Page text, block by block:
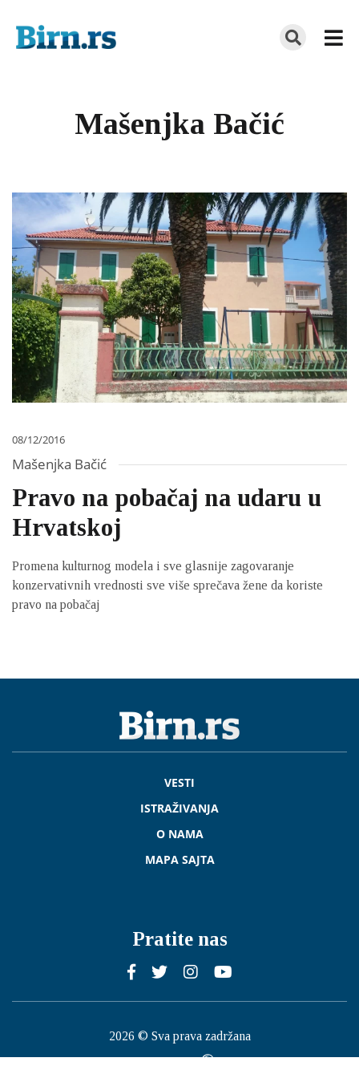
Mašenjka Bačić
08/12/2016
Mašenjka Bačić
Pravo na pobačaj na udaru u
Hrvatskoj
Promena kulturnog modela i sve glasnije zagovaranje
konzervativnih vrednosti sve više sprečava žene da koriste
pravo na pobačaj
VESTI
ISTRAŽIVANJA
O NAMA
MAPA SAJTA
Pratite nas
2026 © Sva prava zadržana